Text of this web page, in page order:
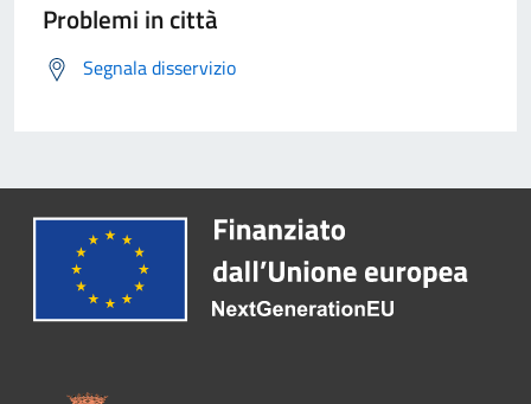
Problemi in città
Segnala disservizio